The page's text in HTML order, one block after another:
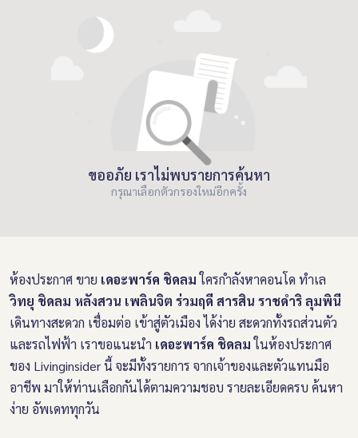
ขออภัย เราไม่พบรายการค้นหา
กรุณาเลือกตัวกรองใหม่อีกครั้ง
ห้องประกาศ ขาย เดอะพาร์ค ชิดลมใครกำลังหาคอนโด ทำเล
วิทยุ ชิดลม หลังสวน เพลินจิต ร่วมฤดี สารสิน ราชดำริ ลุมพินี
เดินทางสะดวก เชื่อมต่อ เข้าสู่ตัวเมือง ได้ง่าย สะดวกทั้งรถส่วนตัว
และรถไฟฟ้า เราขอแนะนำ เดอะพาร์ค ชิดลมในห้องประกาศ
ของ Livinginsider นี้ จะมีทั้งรายการ จากเจ้าของและตัวแทนมือ
อาชีพ มาให้ท่านเลือกกันได้ตามความชอบ รายละเอียดครบ ค้นหา
ง่าย อัพเดททุกวัน